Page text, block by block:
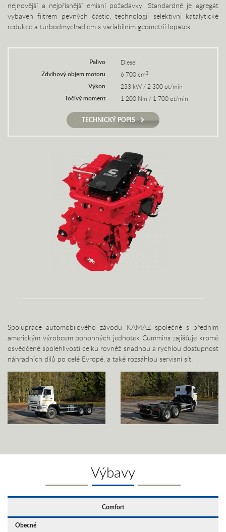
Palivo Diesel
Zdvihový objem motoru 6 700 cm3
Výkon 233 kW / 2 300 ot/min
Točivý moment 1 200 Nm / 1 700 ot/min
TECHNICKÝ POPIS
nejnovější a nejpřísnější emisní požadavky. Standardně je agregát
vybaven filtrem pevných částic, technologií selektivní katalytické
redukce a turbodmychadlem s variabilním geometrií lopatek.
Spolupráce automobilového závodu KAMAZ společně s předním
americkým výrobcem pohonných jednotek Cummins zajišťuje kromě
osvědčené spolehlivosti celku rovněž snadnou a rychlou dostupnost
náhradních dílů po celé Evropě, a také rozsáhlou servisní síť.
Výbavy
Comfort
Obecné